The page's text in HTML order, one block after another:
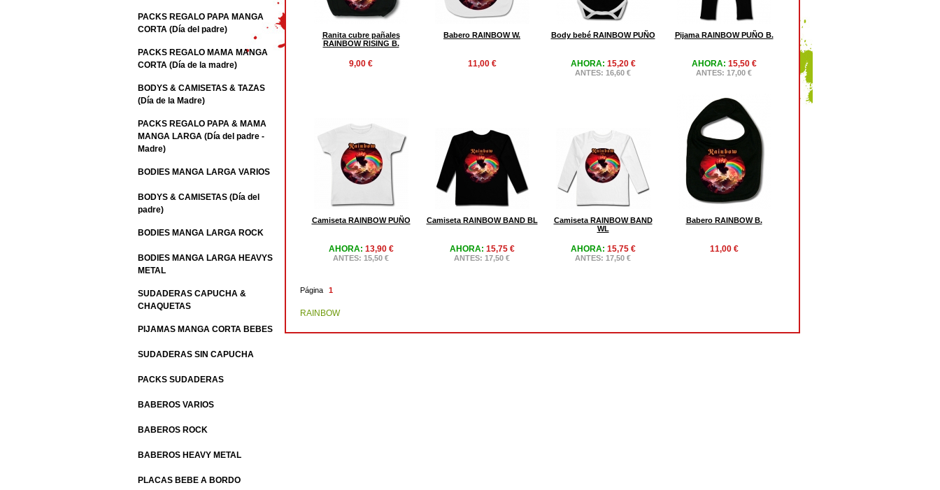
Ranita cubre pañales
RAINBOW RISING B.
9,00 €
Babero RAINBOW W.
11,00 €
Body bebé RAINBOW PUÑO
AHORA: 15,20 €
ANTES: 16,60 €
Pijama RAINBOW PUÑO B.
AHORA: 15,50 €
ANTES: 17,00 €
Camiseta RAINBOW PUÑO
AHORA: 13,90 €
ANTES: 15,50 €
Camiseta RAINBOW BAND BL
AHORA: 15,75 €
ANTES: 17,50 €
Camiseta RAINBOW BAND
WL
AHORA: 15,75 €
ANTES: 17,50 €
Babero RAINBOW B.
11,00 €
Página 1
RAINBOW
PACKS REGALO PAPA MANGA
CORTA (Día del padre)
PACKS REGALO MAMA MANGA
CORTA (Día de la madre)
BODYS & CAMISETAS & TAZAS
(Día de la Madre)
PACKS REGALO PAPA & MAMA
MANGA LARGA (Día del padre -
Madre)
BODIES MANGA LARGA VARIOS
BODYS & CAMISETAS (Día del
padre)
BODIES MANGA LARGA ROCK
BODIES MANGA LARGA HEAVYS
METAL
SUDADERAS CAPUCHA &
CHAQUETAS
PIJAMAS MANGA CORTA BEBES
SUDADERAS SIN CAPUCHA
PACKS SUDADERAS
BABEROS VARIOS
BABEROS ROCK
BABEROS HEAVY METAL
PLACAS BEBE A BORDO